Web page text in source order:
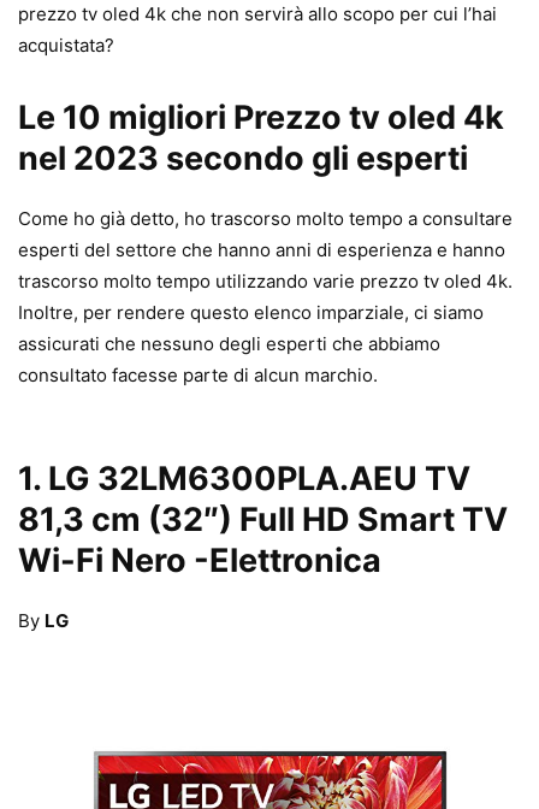
prezzo tv oled 4k che non servirà allo scopo per cui l’hai
acquistata?
Le 10 migliori Prezzo tv oled 4k
nel 2023 secondo gli esperti
Come ho già detto, ho trascorso molto tempo a consultare
esperti del settore che hanno anni di esperienza e hanno
trascorso molto tempo utilizzando varie prezzo tv oled 4k.
Inoltre, per rendere questo elenco imparziale, ci siamo
assicurati che nessuno degli esperti che abbiamo
consultato facesse parte di alcun marchio.
1. LG 32LM6300PLA.AEU TV
81,3 cm (32″) Full HD Smart TV
Wi-Fi Nero -Elettronica
By LG